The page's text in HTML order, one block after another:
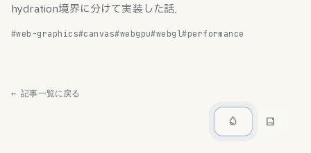
hydration境界に分けて実装した話．
#web-graphics#canvas#webgpu#webgl#performance
← 記事一覧に戻る